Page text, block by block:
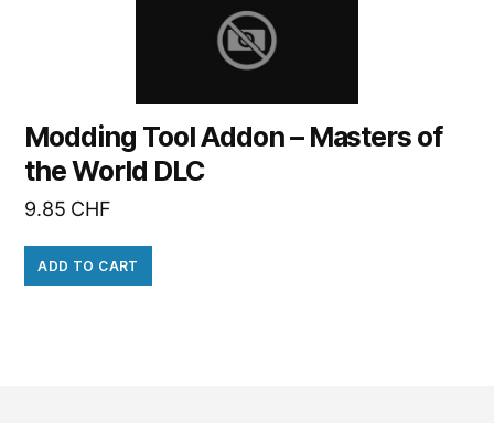
Modding Tool Addon – Masters of
the World DLC
9.85 CHF
ADD TO CART